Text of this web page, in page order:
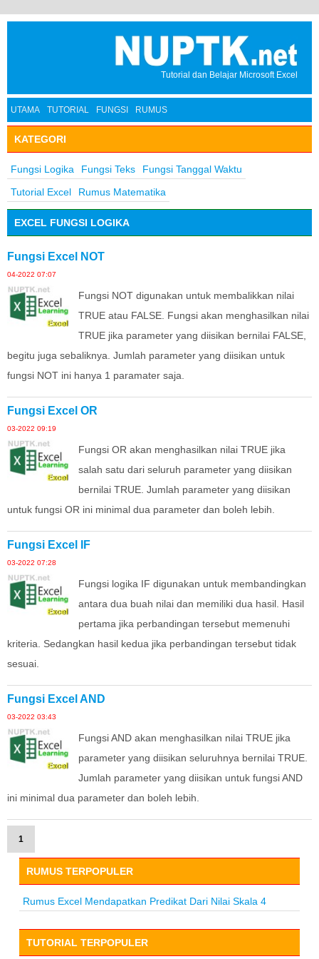
Tutorial dan Belajar Microsoft Excel
UTAMA TUTORIAL FUNGSI RUMUS
KATEGORI
Fungsi Logika Fungsi Teks
Fungsi Tanggal Waktu
Tutorial Excel
Rumus Matematika
EXCEL FUNGSI LOGIKA
Fungsi Excel NOT
04-2022 07:07
Fungsi NOT digunakan untuk membalikkan nilai
TRUE atau FALSE. Fungsi akan menghasilkan nilai
TRUE jika parameter yang diisikan bernilai FALSE,
begitu juga sebaliknya. Jumlah parameter yang diisikan untuk
fungsi NOT ini hanya 1 paramater saja.
Fungsi Excel OR
03-2022 09:19
Fungsi OR akan menghasilkan nilai TRUE jika
salah satu dari seluruh parameter yang diisikan
bernilai TRUE. Jumlah parameter yang diisikan
untuk fungsi OR ini minimal dua parameter dan boleh lebih.
Fungsi Excel IF
03-2022 07:28
Fungsi logika IF digunakan untuk membandingkan
antara dua buah nilai dan memiliki dua hasil. Hasil
pertama jika perbandingan tersebut memenuhi
kriteria. Sedangkan hasil kedua jika perbandingan tersebut tidak
sesuai.
Fungsi Excel AND
03-2022 03:43
Fungsi AND akan menghasilkan nilai TRUE jika
parameter yang diisikan seluruhnya bernilai TRUE.
Jumlah parameter yang diisikan untuk fungsi AND
ini minimal dua parameter dan boleh lebih.
1
RUMUS TERPOPULER
Rumus Excel Mendapatkan Predikat Dari Nilai Skala 4
TUTORIAL TERPOPULER